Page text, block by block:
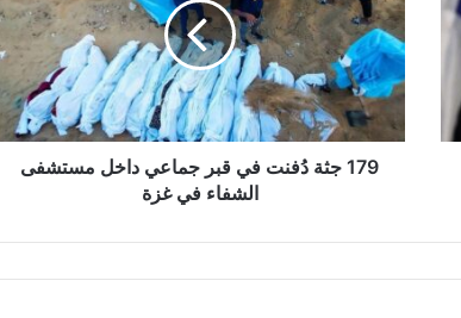
ج
ث
ة
دُ
ن
ق
179 جثة دُفنت في قبر جماعي داخل مستشفى
الشفاء في غزة